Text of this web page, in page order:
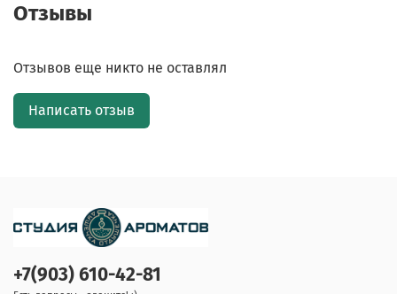
Отзывы
Отзывов еще никто не оставлял
Написать отзыв
+7(903) 610-42-81